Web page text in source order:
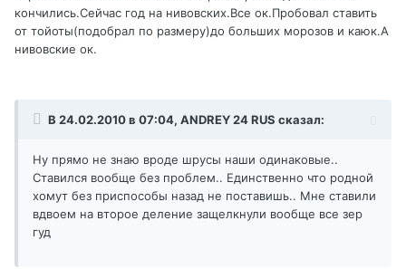
кончились.Сейчас год на нивовских.Все ок.Пробовал ставить
от тойоты(подобрал по размеру)до больших морозов и каюк.А
нивовские ок.
В 24.02.2010 в 07:04, ANDREY 24 RUS сказал:
Ну прямо не знаю вроде шрусы наши одинаковые..
Ставился вообще без проблем.. Единственно что родной
хомут без приспособы назад не поставишь.. Мне ставили
вдвоем на второе деление защелкнули вообще все зер
гуд